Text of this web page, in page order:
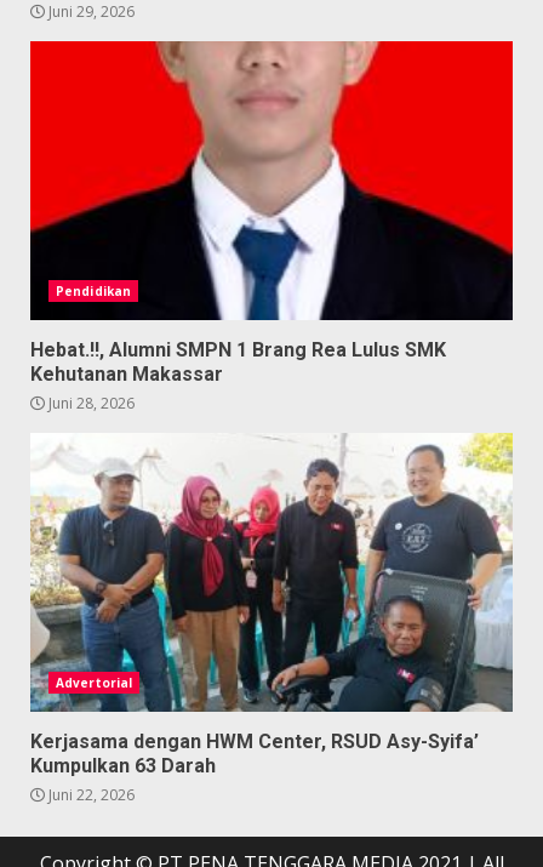
Juni 29, 2026
Pendidikan
Hebat.!!, Alumni SMPN 1 Brang Rea Lulus SMK
Kehutanan Makassar
Juni 28, 2026
Advertorial
Kerjasama dengan HWM Center, RSUD Asy-Syifa’
Kumpulkan 63 Darah
Juni 22, 2026